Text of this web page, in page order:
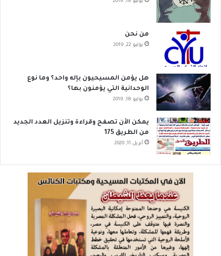
يوليو 18, 2019
من نحن
يوليو 22, 2019
هل يؤمن المسيحيون بإله واحد؟ وما نوع
الوحدانية التي يؤمنون بها؟
يوليو 18, 2019
يمكن الأن تصفح وقراءة وتنزيل العدد الجديد
من الطريق 175
أبريل 11, 2020